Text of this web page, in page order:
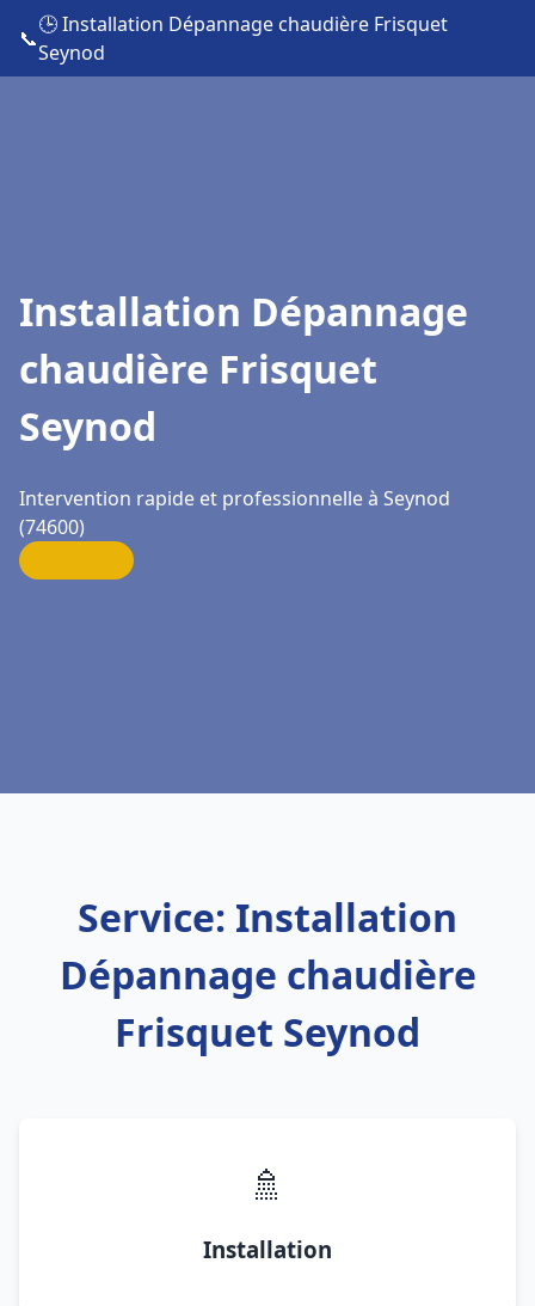
📞
🕒 Installation Dépannage chaudière Frisquet
Seynod
Installation Dépannage
chaudière Frisquet
Seynod
Intervention rapide et professionnelle à Seynod
(74600)
Service: Installation
Dépannage chaudière
Frisquet Seynod
🚿
Installation